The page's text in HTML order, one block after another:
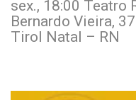
sex., 18:00 Teatro
Bernardo Vieira,
Tirol Natal – RN